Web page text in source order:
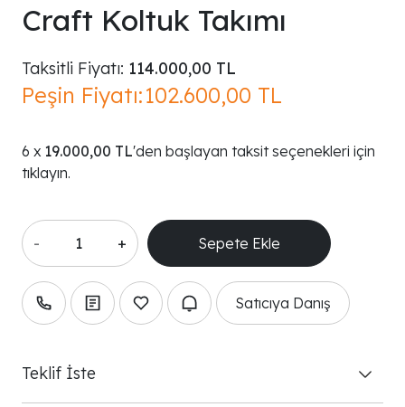
Craft Koltuk Takımı
Taksitli Fiyatı: 114.000,00 TL
Peşin Fiyatı:102.600,00 TL
19.000,00 TL'den başlayan taksit seçenekleri için
tıklayın.
- +
Satıcıya Danış
Teklif İste